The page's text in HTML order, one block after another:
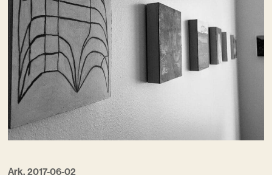
A HouseHagastaden
Medlemskap
Event­lokaler
Community
Kreativ utveckling
Vision
Kontakt
Ark, 2017-06-02